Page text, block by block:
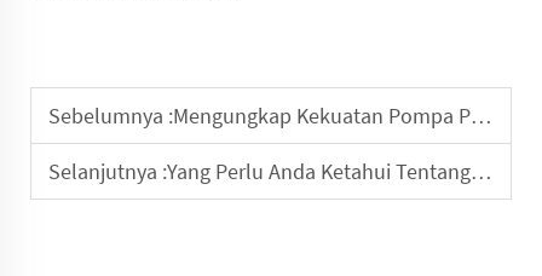
Sebelumnya :Mengungkap Kekuatan Pompa Piston Aksial Variabel: Panduan Lengkap
Selanjutnya :Yang Perlu Anda Ketahui Tentang Pompa PU